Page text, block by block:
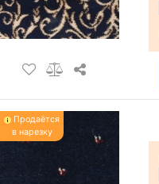
Продаётся
в нарезку